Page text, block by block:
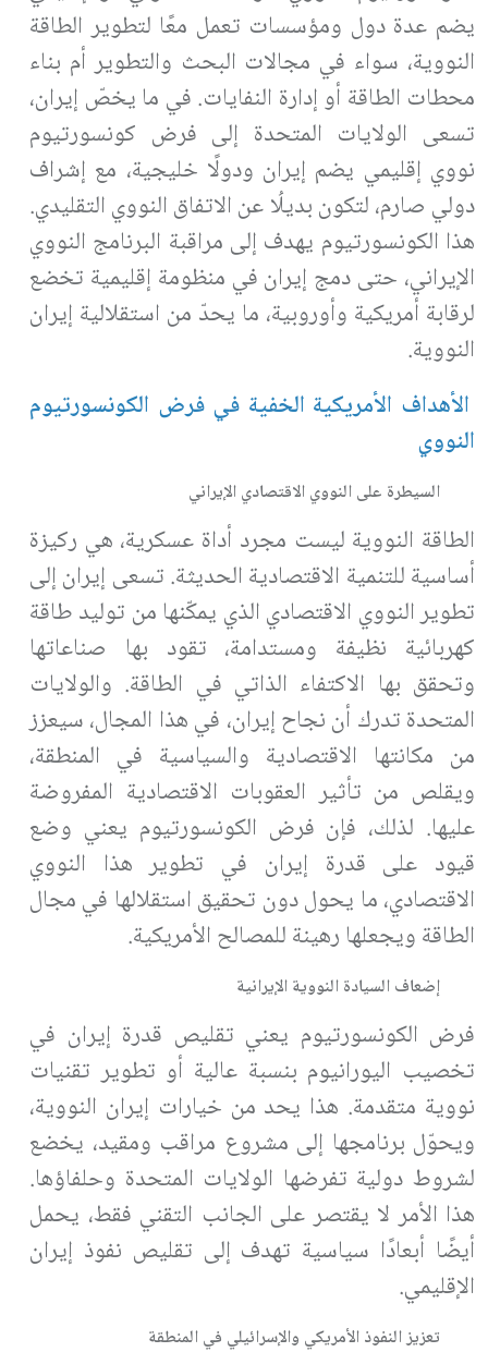
يضم عدة دول ومؤسسات تعمل معًا لتطوير الطاقة
النووية، سواء في مجالات البحث والتطوير أم بناء
محطات الطاقة أو إدارة النفايات. في ما يخصّ إيران،
تسعى الولايات المتحدة إلى فرض كونسورتيوم
نووي إقليمي يضم إيران ودولًا خليجية، مع إشراف
دولي صارم، لتكون بديلُا عن الاتفاق النووي التقليدي.
هذا الكونسورتيوم يهدف إلى مراقبة البرنامج النووي
الإيراني، حتى دمج إيران في منظومة إقليمية تخضع
لرقابة أمريكية وأوروبية، ما يحدّ من استقلالية إيران
النووية.
الأهداف الأمريكية الخفية في فرض الكونسورتيوم
النووي
السيطرة على النووي الاقتصادي الإيراني
الطاقة النووية ليست مجرد أداة عسكرية، هي ركيزة
أساسية للتنمية الاقتصادية الحديثة. تسعى إيران إلى
تطوير النووي الاقتصادي الذي يمكّنها من توليد طاقة
كهربائية نظيفة ومستدامة، تقود بها صناعاتها
وتحقق بها الاكتفاء الذاتي في الطاقة. والولايات
المتحدة تدرك أن نجاح إيران، في هذا المجال، سيعزز
من مكانتها الاقتصادية والسياسية في المنطقة،
ويقلص من تأثير العقوبات الاقتصادية المفروضة
عليها. لذلك، فإن فرض الكونسورتيوم يعني وضع
قيود على قدرة إيران في تطوير هذا النووي
الاقتصادي، ما يحول دون تحقيق استقلالها في مجال
الطاقة ويجعلها رهينة للمصالح الأمريكية.
إضعاف السيادة النووية الإيرانية
فرض الكونسورتيوم يعني تقليص قدرة إيران في
تخصيب اليورانيوم بنسبة عالية أو تطوير تقنيات
نووية متقدمة. هذا يحد من خيارات إيران النووية،
ويحوّل برنامجها إلى مشروع مراقب ومقيد، يخضع
لشروط دولية تفرضها الولايات المتحدة وحلفاؤها.
هذا الأمر لا يقتصر على الجانب التقني فقط، يحمل
أيضًا أبعادًا سياسية تهدف إلى تقليص نفوذ إيران
الإقليمي.
تعزيز النفوذ الأمريكي والإسرائيلي في المنطقة